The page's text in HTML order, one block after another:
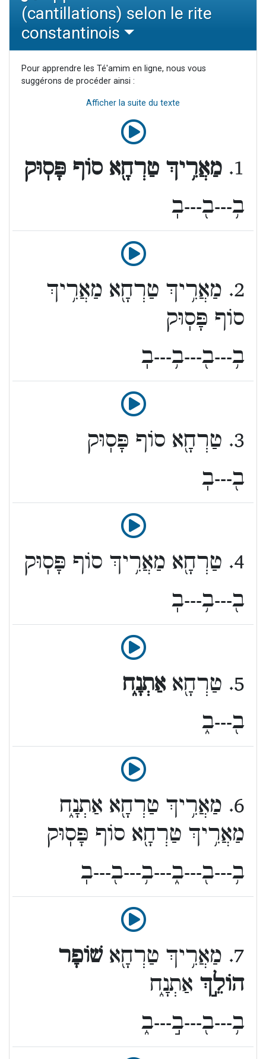
(cantillations) selon le rite
constantinois
Pour apprendre les Té'amim en ligne, nous vous
suggérons de procéder ainsi :
Afficher la suite du texte
ב֥---ב֖---בֽ
1. מַאֲרִ֥יךְ טַרְחָ֖א סוֹף פָּסֽוּק
ב֥---ב֖---ב֥---בֽ
2. מַאֲרִ֥יךְ טַרְחָ֖א מַאֲרִ֥יךְ
סוֹף פָּסֽוּק
ב֖---בֽ
3. טַרְחָ֖א סוֹף פָּסֽוּק
ב֖---ב֥---בֽ
4. טַרְחָ֖א מַאֲרִ֥יךְ סוֹף פָּסֽוּק
ב֖---ב֑
5. טַרְחָ֖א אַתְנָ֑ח
ב֥---ב֖---ב֑---ב֥---ב֖---בֽ
6. מַאֲרִ֥יךְ טַרְחָ֖א אַתְנָ֑ח
מַאֲרִ֥יךְ טַרְחָ֖א סוֹף פָּסֽוּק
ב֥---ב֖---ב֣---ב֑
7. מַאֲרִ֥יךְ טַרְחָ֖א
שׁוֹפָר
הוֹלֵ֣ךְ אַתְנָ֑ח